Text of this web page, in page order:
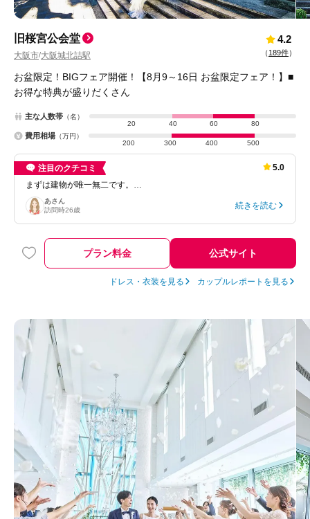
旧桜宮公会堂
大阪市/大阪城北詰駅
4.2
（ 189件）
お盆限定！BIGフェア開催！【8月9～16日 お盆限定フェア！】■
お得な特典が盛りだくさん
主な人数帯 （名）
20
40 60 80
費用相場 （万円）
200
300 400 500
注目のクチコミ
5.0
まずは建物が唯一無二です。…
あさん
訪問時26歳 続きを読む
プラン料金 公式サイト
ドレス・衣装を見る カップルレポートを見る